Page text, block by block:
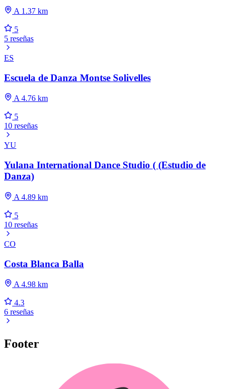
A 1.37 km
5
5 reseñas
ES
Escuela de Danza Montse Solivelles
A 4.76 km
5
10 reseñas
YU
Yulana International Dance Studio ( (Estudio de
Danza)
A 4.89 km
5
10 reseñas
CO
Costa Blanca Balla
A 4.98 km
4.3
6 reseñas
Footer